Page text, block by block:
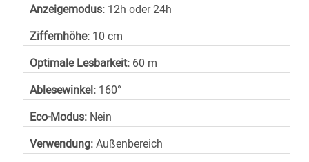
Anzeigemodus: 12h oder 24h
Ziffernhöhe: 10 cm
Optimale Lesbarkeit: 60 m
Ablesewinkel: 160°
Eco-Modus: Nein
Verwendung:Außenbereich